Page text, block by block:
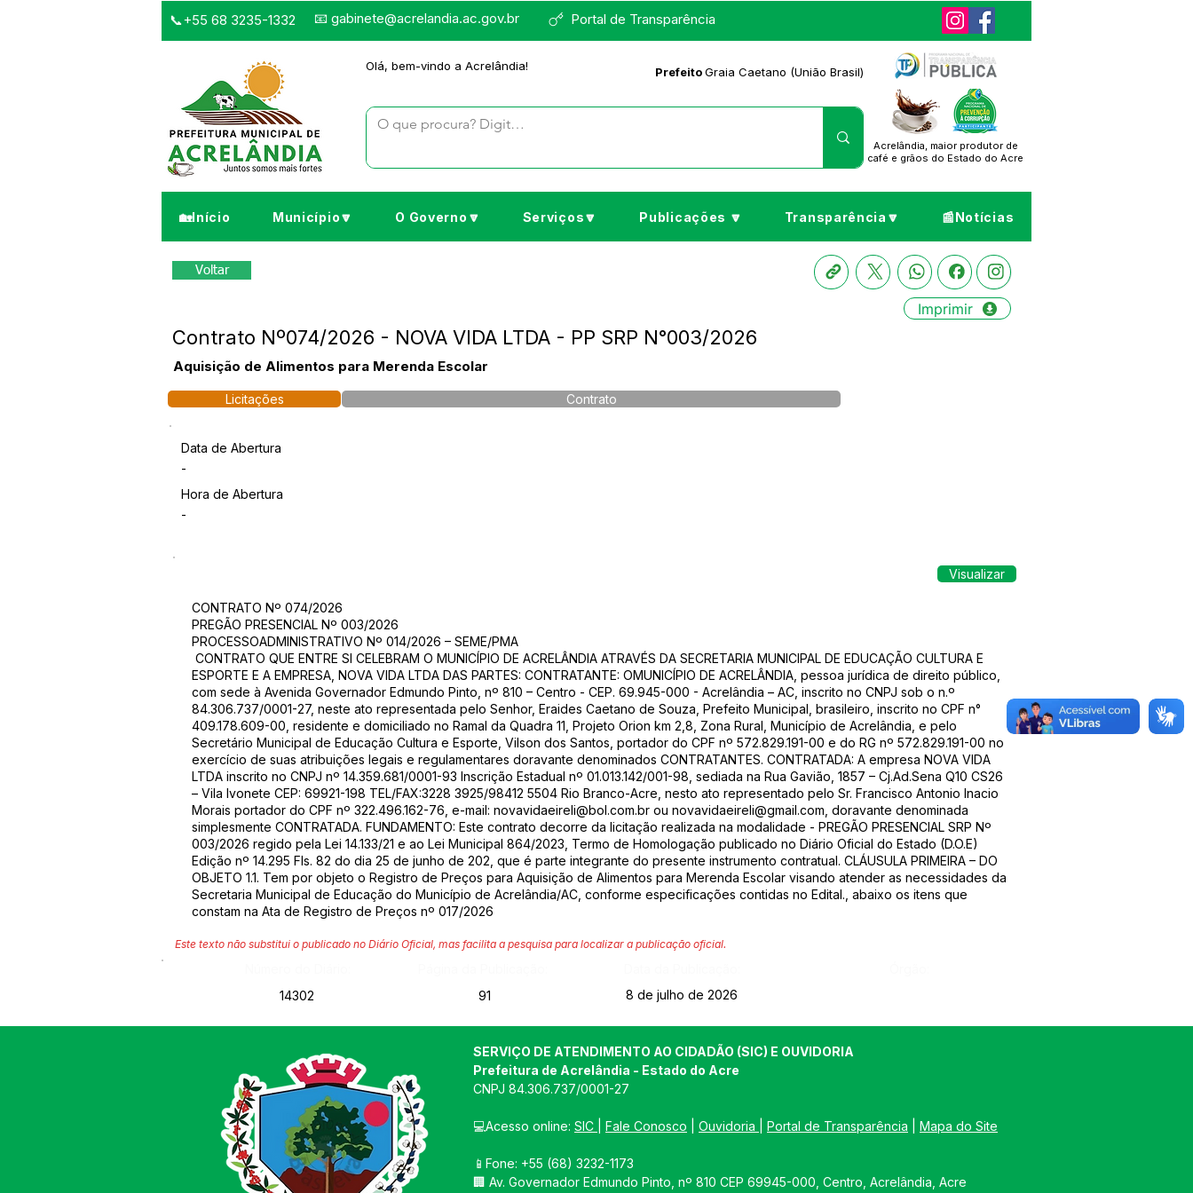
Portal de Transparência
📞+55 68 3235-1332 📧 gabinete@acrelandia.ac.gov.br
Olá, bem-vindo a Acrelândia! PrefeitoGraia Caetano (União Brasil)
Acrelândia, maior produtor de
café e grãos do Estado do Acre
🏡Início Município🔽 O Governo🔽 Serviços🔽 Publicações 🔽 Transparência🔽 📰Notícias
Voltar
Imprimir
Contrato Nº074/2026 - NOVA VIDA LTDA - PP SRP N°003/2026
Aquisição de Alimentos para Merenda Escolar
Licitações Contrato
Data de Abertura
-
Hora de Abertura
-
Visualizar
CONTRATO Nº 074/2026
PREGÃO PRESENCIAL Nº 003/2026
PROCESSOADMINISTRATIVO Nº 014/2026 – SEME/PMA
CONTRATO QUE ENTRE SI CELEBRAM O MUNICÍPIO DE ACRELÂNDIA ATRAVÉS DA SECRETARIA MUNICIPAL DE EDUCAÇÃO CULTURA E
ESPORTE E A EMPRESA, NOVA VIDA LTDA DAS PARTES: CONTRATANTE: OMUNICÍPIO DE ACRELÂNDIA, pessoa jurídica de direito público,
com sede à Avenida Governador Edmundo Pinto, nº 810 – Centro - CEP. 69.945-000 - Acrelândia – AC, inscrito no CNPJ sob o n.º
84.306.737/0001-27, neste ato representada pelo Senhor, Eraides Caetano de Souza, Prefeito Municipal, brasileiro, inscrito no CPF n°
409.178.609-00, residente e domiciliado no Ramal da Quadra 11, Projeto Orion km 2,8, Zona Rural, Município de Acrelândia, e pelo
Secretário Municipal de Educação Cultura e Esporte, Vilson dos Santos, portador do CPF nº 572.829.191-00 e do RG nº 572.829.191-00 no
exercício de suas atribuições legais e regulamentares doravante denominados CONTRATANTES. CONTRATADA: A empresa NOVA VIDA
LTDA inscrito no CNPJ nº 14.359.681/0001-93 Inscrição Estadual nº 01.013.142/001-98, sediada na Rua Gavião, 1857 – Cj.Ad.Sena Q10 CS26
– Vila Ivonete CEP: 69921-198 TEL/FAX:3228 3925/98412 5504 Rio Branco-Acre, nesto ato representado pelo Sr. Francisco Antonio Inacio
Morais portador do CPF nº 322.496.162-76, e-mail: novavidaeireli@bol.com.br ou novavidaeireli@gmail.com , doravante denominada
simplesmente CONTRATADA. FUNDAMENTO: Este contrato decorre da licitação realizada na modalidade - PREGÃO PRESENCIAL SRP Nº
003/2026 regido pela Lei 14.133/21 e ao Lei Municipal 864/2023, Termo de Homologação publicado no Diário Oficial do Estado (D.O.E)
Edição nº 14.295 Fls. 82 do dia 25 de junho de 202, que é parte integrante do presente instrumento contratual. CLÁUSULA PRIMEIRA – DO
OBJETO 1.1. Tem por objeto o Registro de Preços para Aquisição de Alimentos para Merenda Escolar visando atender as necessidades da
Secretaria Municipal de Educação do Município de Acrelândia/AC, conforme especificações contidas no Edital., abaixo os itens que
constam na Ata de Registro de Preços nº 017/2026
Este texto não substitui o publicado no Diário Oficial, mas facilita a pesquisa para localizar a publicação oficial.
14302
91 8 de julho de 2026
SERVIÇO DE ATENDIMENTO AO CIDADÃO (SIC) E OUVIDORIA
Prefeitura de Acrelândia - Estado do Acre
CNPJ 84.306.737/0001-27
💻Acesso online: SIC Fale Conosco Ouvidoria Portal de Transparência Mapa do Site
📱Fone: +55 (68) 3232-1173
🏢 Av. Governador Edmundo Pinto, nº 810 CEP 69945-000, Centro, Acrelândia, Acre